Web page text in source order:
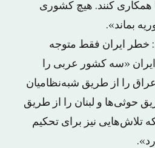
همکاری کنند. هیچ کشوری
بماند».
خطر ایران فقط متوجه
«سه کشور عربی را
را از طریق شبه‌نظامیان
حوثی‌ها و لبنان را از طریق
تلاش‌هایی نیز برای تحکیم